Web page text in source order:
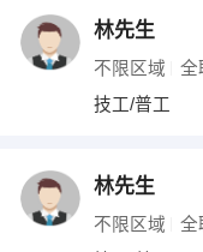
林先生
不限区域 全
技工/普工
林先生
不限区域 全